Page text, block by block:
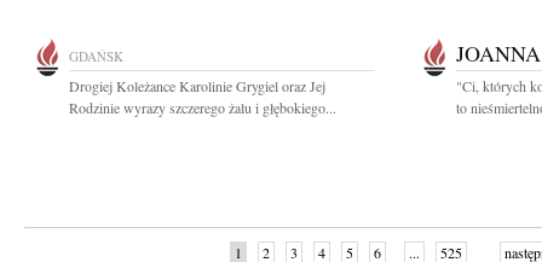
GDAŃSK
Drogiej Koleżance Karolinie Grygiel oraz Jej
Rodzinie wyrazy szczerego żalu i głębokiego...
"Ci, których
to
1 2 3 4 5 6 ... 525